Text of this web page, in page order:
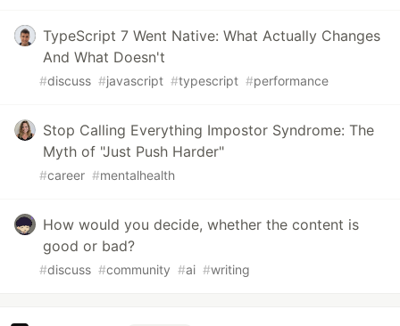
TypeScript 7 Went Native: What Actually Changes
And What Doesn't
#discuss #javascript #typescript #performance
Stop Calling Everything Impostor Syndrome: The
Myth of "Just Push Harder"
#career #mentalhealth
How would you decide, whether the content is
good or bad?
#discuss #community #ai #writing